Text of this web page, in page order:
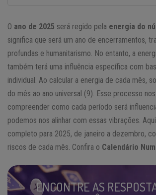
O ano de 2025 será regido pela energia do
significa que será um ano de encerramentos,
profundas e humanitarismo. No entanto, a
também terá uma influência específica com
individual. Ao calcular a energia de cada mês,
do mês ao ano universal (9). Esse processo
compreender como cada período será
podemos nos alinhar com essas vibrações.
completo para 2025, de janeiro a dezembro,
riscos de cada mês. Confira o Calendário
ENCONTRE AS